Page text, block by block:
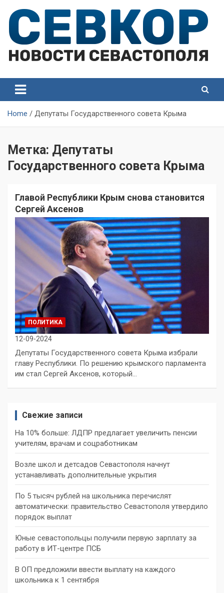
content
Севастополя
Севастополя
Home Депутаты Государственного совета Крыма
Метка: Депутаты
Государственного совета Крыма
Главой Республики Крым снова становится
Сергей Аксенов
ПОЛИТИКА
12-09-2024
Депутаты Государственного совета Крыма избрали
главу Республики. По решению крымского парламента
им стал Сергей Аксенов, который…
Свежие записи
На 10% больше: ЛДПР предлагает увеличить пенсии
учителям, врачам и соцработникам
Возле школ и детсадов Севастополя начнут
устанавливать дополнительные укрытия
По 5 тысяч рублей на школьника перечислят
автоматически: правительство Севастополя утвердило
порядок выплат
Юные севастопольцы получили первую зарплату за
работу в ИТ-центре ПСБ
В ОП предложили ввести выплату на каждого
школьника к 1 сентября